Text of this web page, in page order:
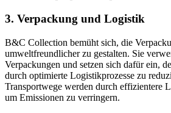
3. Verpackung und Logistik
B&C Collection bemüht sich, die
umweltfreundlicher zu gestalten. Sie
Verpackungen und setzen sich dafür ein,
durch optimierte Logistikprozesse zu
Transportwege werden durch effizientere
um Emissionen zu verringern.